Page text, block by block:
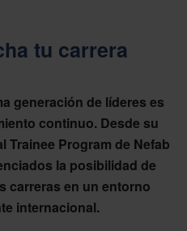
tu carrera
generación de líderes es
continuo. Desde su
Trainee Program de Nefab
la posibilidad de
carreras en un entorno
internacional.